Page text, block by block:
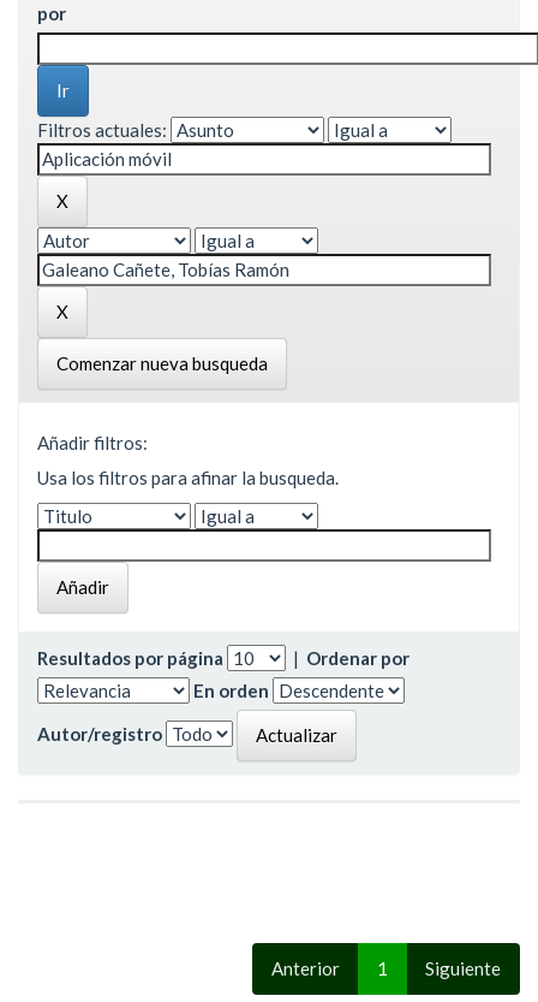
por
Filtros actuales:
Comenzar nueva busqueda
Añadir filtros:
Usa los filtros para afinar la busqueda.
Resultados por página | Ordenar por
En orden
Autor/registro
Anterior 1 Siguiente